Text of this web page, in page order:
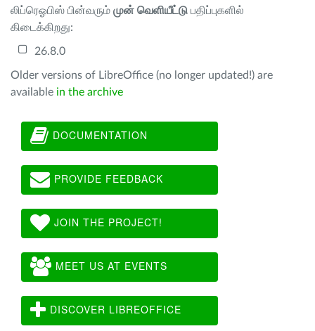
லிப்ரெஓபிஸ் பின்வரும் முன் வெளியீட்டு பதிப்புகளில்
கிடைக்கிறது:
26.8.0
Older versions of LibreOffice (no longer updated!) are
available in the archive
DOCUMENTATION
PROVIDE FEEDBACK
JOIN THE PROJECT!
MEET US AT EVENTS
DISCOVER LIBREOFFICE